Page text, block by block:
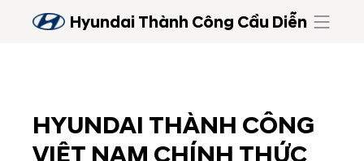
Hyundai Thành Công Cầu Diễn
HYUNDAI THÀNH CÔNG
VIỆT NAM CHÍNH THỨC